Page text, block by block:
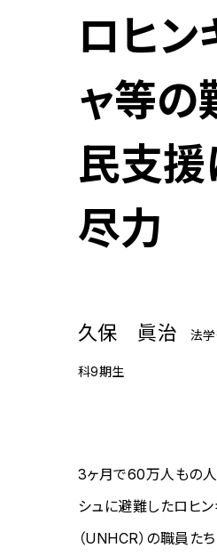
ロヒン
ャ等の
民支援
尽力
久保 眞治 法学
科9期生
3ヶ月で60万人もの
シュに避難したロヒ
（UNHCR）の職員た